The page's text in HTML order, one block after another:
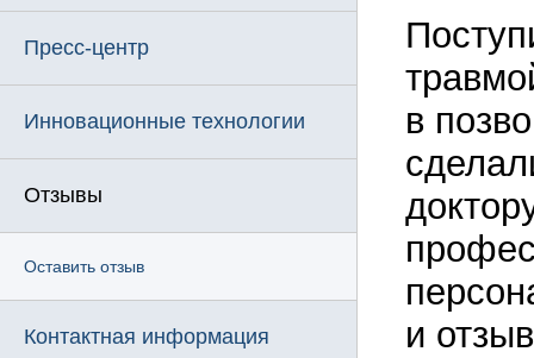
Пресс-центр
Инновационные технологии
Отзывы
Оставить отзыв
Контактная информация
в
и